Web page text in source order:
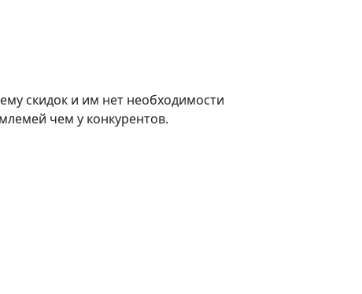
скидок и им нет необходимости
чем у конкурентов.